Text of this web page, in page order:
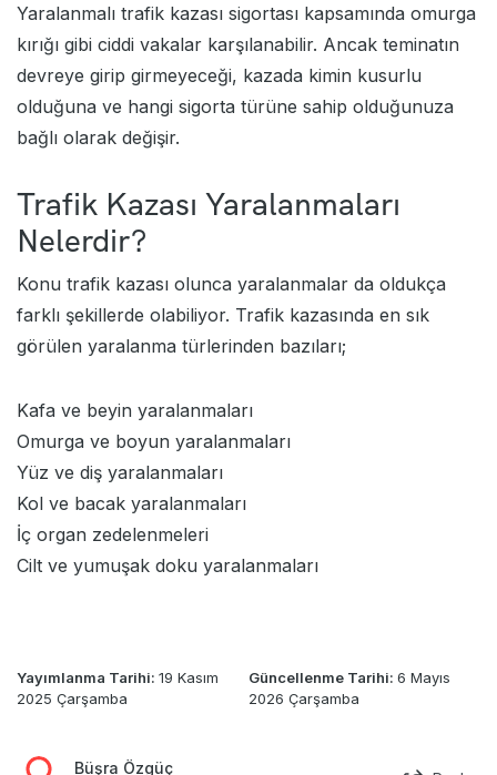
Yaralanmalı trafik kazası sigortası kapsamında omurga
kırığı gibi ciddi vakalar karşılanabilir. Ancak teminatın
devreye girip girmeyeceği, kazada kimin kusurlu
olduğuna ve hangi sigorta türüne sahip olduğunuza
bağlı olarak değişir.
Trafik Kazası Yaralanmaları
Nelerdir?
Konu trafik kazası olunca yaralanmalar da oldukça
farklı şekillerde olabiliyor. Trafik kazasında en sık
görülen yaralanma türlerinden bazıları;
Kafa ve beyin yaralanmaları
Omurga ve boyun yaralanmaları
Yüz ve diş yaralanmaları
Kol ve bacak yaralanmaları
İç organ zedelenmeleri
Cilt ve yumuşak doku yaralanmaları
Yayımlanma Tarihi: 19 Kasım
2025 Çarşamba
Güncellenme Tarihi: 6 Mayıs
2026 Çarşamba
Büşra Özgüç